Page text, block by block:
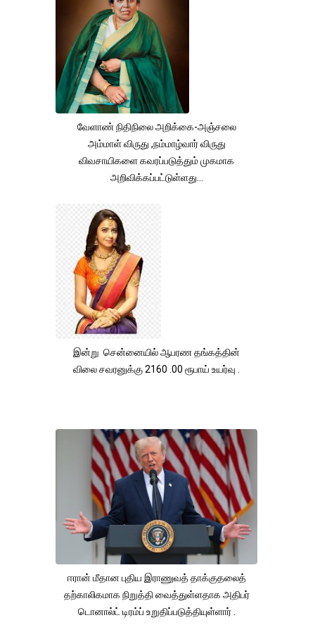
வேளாண் நிதிநிலை அறிக்கை-அஞ்சலை
அம்மாள் விருது ,நம்மாழ்வார் விருது
விவசாயிகளை கவரப்படுத்தும் முகமாக
அறிவிக்கப்பட்டுள்ளது...
இன்று சென்னையில் ஆபரண தங்கத்தின்
விலை சவரனுக்கு 2160 .00 ரூபாய் உயர்வு .
ஈரான் மீதான புதிய இராணுவத் தாக்குதலைத்
தற்காலிகமாக நிறுத்தி வைத்துள்ளதாக அதிபர்
டொனால்ட் டிரம்ப் உறுதிப்படுத்தியுள்ளார் .